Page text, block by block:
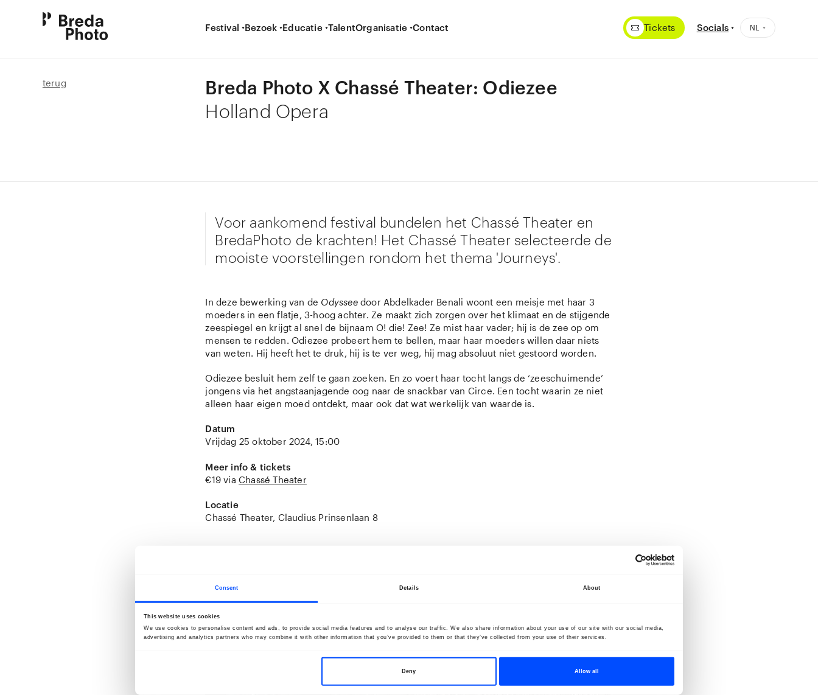
Consent Details About
This website uses cookies
We use cookies to personalise content and ads, to provide social media features and to analyse our traffic. We also share information about your use of our site with our social media,
advertising and analytics partners who may combine it with other information that you’ve provided to them or that they’ve collected from your use of their services.
Deny Allow all
Festival Bezoek Educatie TalentOrganisatie Contact Tickets Socials
terug Breda Photo X Chassé Theater: Odiezee
Holland Opera
Voor aankomend festival bundelen het Chassé Theater en
BredaPhoto de krachten! Het Chassé Theater selecteerde de
mooiste voorstellingen rondom het thema 'Journeys'.
In deze bewerking van de Odysseedoor Abdelkader Benali woont een meisje met haar 3
moeders in een flatje, 3-hoog achter. Ze maakt zich zorgen over het klimaat en de stijgende
zeespiegel en krijgt al snel de bijnaam O! die! Zee! Ze mist haar vader; hij is de zee op om
mensen te redden. Odiezee probeert hem te bellen, maar haar moeders willen daar niets
van weten. Hij heeft het te druk, hij is te ver weg, hij mag absoluut niet gestoord worden.
Odiezee besluit hem zelf te gaan zoeken. En zo voert haar tocht langs de ‘zeeschuimende’
jongens via het angstaanjagende oog naar de snackbar van Circe. Een tocht waarin ze niet
alleen haar eigen moed ontdekt, maar ook dat wat werkelijk van waarde is.
Datum
Vrijdag 25 oktober 2024, 15:00
Meer info & tickets
€19 viaChassé Theater
Locatie
Chassé Theater, Claudius Prinsenlaan 8